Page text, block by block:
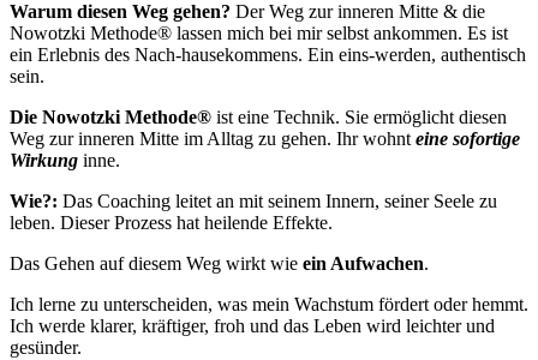
Warum diesen Weg gehen? Der Weg zur inneren Mitte & die
Nowotzki Methode® lassen mich bei mir selbst ankommen. Es ist
ein Erlebnis des Nach-hausekommens. Ein eins-werden, authentisch
sein.
Die Nowotzki Methode® ist eine Technik. Sie ermöglicht diesen
Weg zur inneren Mitte im Alltag zu gehen. Ihr wohnt eine sofortige
Wirkung inne.
Wie?: Das Coaching leitet an mit seinem Innern, seiner Seele zu
leben. Dieser Prozess hat heilende Effekte.
Das Gehen auf diesem Weg wirkt wie ein Aufwachen.
Ich lerne zu unterscheiden, was mein Wachstum fördert oder hemmt.
Ich werde klarer, kräftiger, froh und das Leben wird leichter und
gesünder.